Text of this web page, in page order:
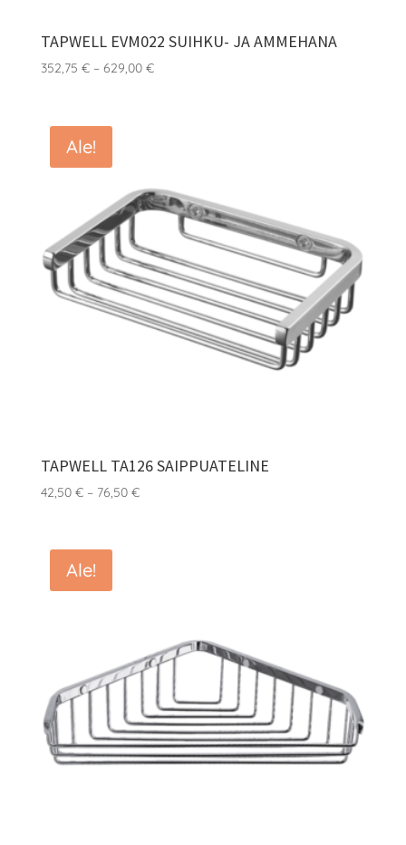
TAPWELL EVM022 SUIHKU- JA AMMEHANA
352,75 € – 629,00 €Hintaluokka:
Ale!
TAPWELL TA126 SAIPPUATELINE
42,50 € – 76,50 €Hintaluokka:
Ale!